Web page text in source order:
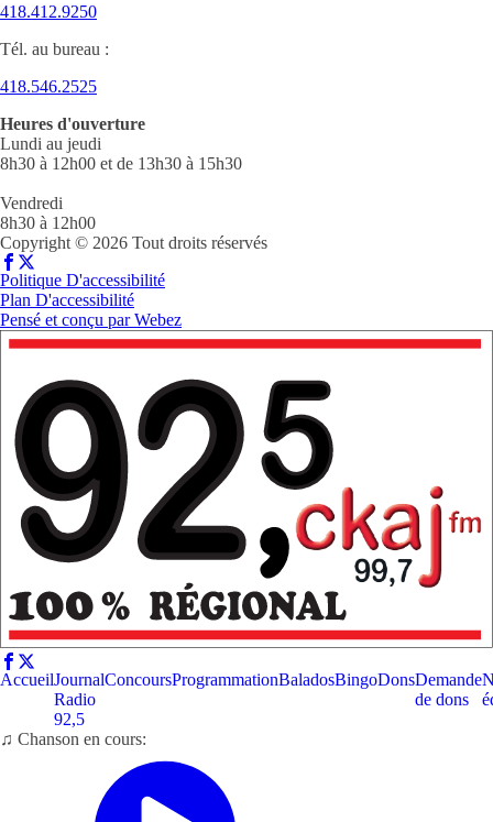
418.412.9250
Tél. au bureau :
418.546.2525
Heures d'ouverture
Lundi au jeudi
8h30 à 12h00 et de 13h30 à 15h30
Vendredi
8h30 à 12h00
Copyright © 2026 Tout droits réservés
Politique D'accessibilité
Plan D'accessibilité
Pensé et conçu parWebez
AccueilJournal
Radio
92,5
ConcoursProgrammationBaladosBingoDonsDemande
de dons
♫ Chanson en cours: